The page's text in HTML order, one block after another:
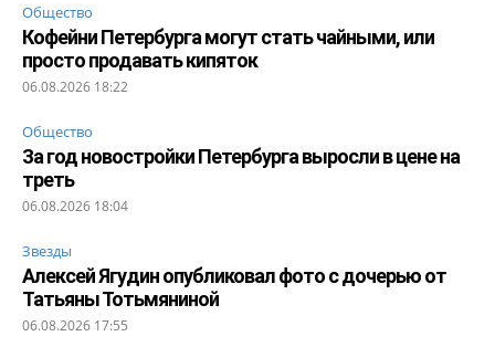
Общество
Кофейни Петербурга могут стать чайными, или
просто продавать кипяток
06.08.2026 18:22
Общество
За год новостройки Петербурга выросли в цене на
треть
06.08.2026 18:04
Звезды
Алексей Ягудин опубликовал фото с дочерью от
Татьяны Тотьмяниной
06.08.2026 17:55